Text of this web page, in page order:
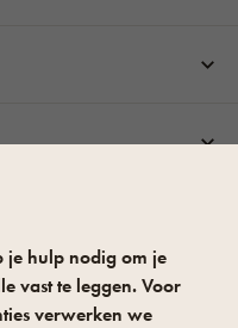
je hulp nodig om je
vast te leggen. Voor
verwerken we